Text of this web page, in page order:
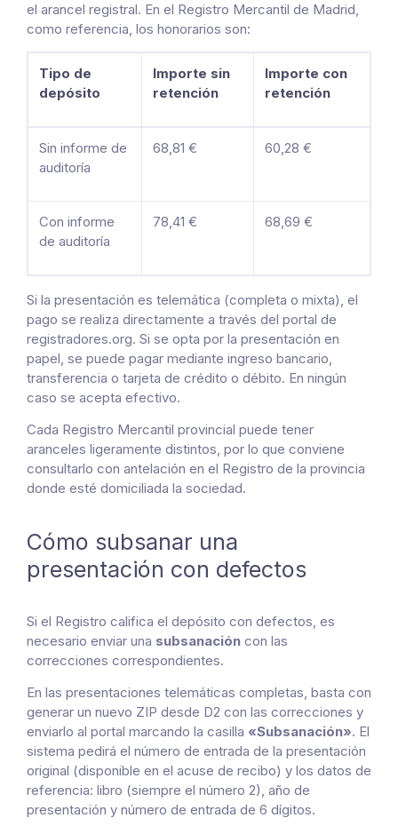
el arancel registral. En el Registro Mercantil de Madrid,
como referencia, los honorarios son:
Tipo de
depósito
Importe sin
retención
Importe con
retención
Sin informe de
auditoría
68,81 € 60,28 €
Con informe
de auditoría
78,41 € 68,69 €
Si la presentación es telemática (completa o mixta), el
pago se realiza directamente a través del portal de
registradores.org. Si se opta por la presentación en
papel, se puede pagar mediante ingreso bancario,
transferencia o tarjeta de crédito o débito. En ningún
caso se acepta efectivo.
Cada Registro Mercantil provincial puede tener
aranceles ligeramente distintos, por lo que conviene
consultarlo con antelación en el Registro de la provincia
donde esté domiciliada la sociedad.
Cómo subsanar una
presentación con defectos
Si el Registro califica el depósito con defectos, es
necesario enviar una subsanación con las
correcciones correspondientes.
En las presentaciones telemáticas completas, basta con
generar un nuevo ZIP desde D2 con las correcciones y
enviarlo al portal marcando la casilla «Subsanación». El
sistema pedirá el número de entrada de la presentación
original (disponible en el acuse de recibo) y los datos de
referencia: libro (siempre el número 2), año de
presentación y número de entrada de 6 dígitos.